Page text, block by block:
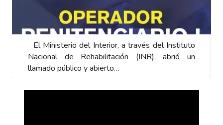
El Ministerio del Interior, a través del Instituto
Nacional de Rehabilitación (INR), abrió un
llamado público y abierto…